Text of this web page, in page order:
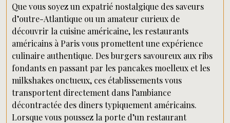
Que vous soyez un expatrié nostalgique des saveurs
d’outre-Atlantique ou un amateur curieux de
découvrir la cuisine américaine, les restaurants
américains à Paris vous promettent une expérience
culinaire authentique. Des burgers savoureux aux ribs
fondants en passant par les pancakes moelleux et les
milkshakes onctueux, ces établissements vous
transportent directement dans l’ambiance
décontractée des diners typiquement américains.
Lorsque vous poussez la porte d’un restaurant